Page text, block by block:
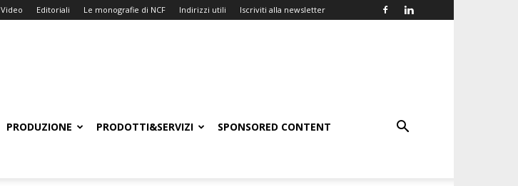
Video Editoriali Le monografie di NCF Indirizzi utili Iscriviti alla newsletter
PRODUZIONE PRODOTTI&SERVIZI SPONSORED CONTENT